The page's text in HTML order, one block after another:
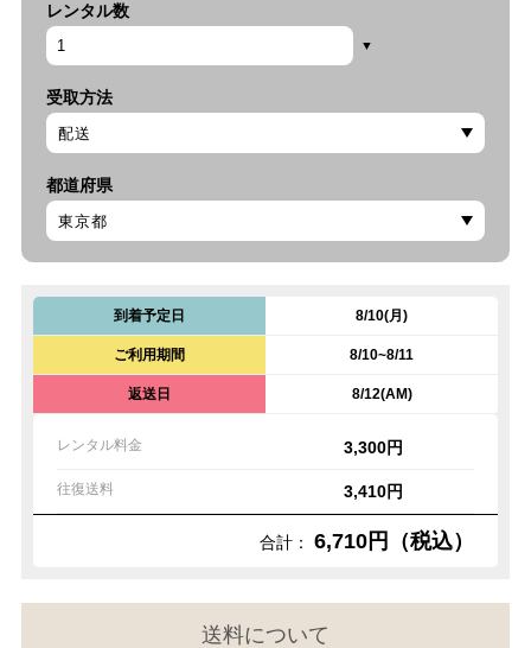
レンタル数
受取方法
都道府県
到着予定日 8/10(月)
ご利用期間 8/10~8/11
返送日 8/12(AM)
レンタル料金 3,300円
往復送料 3,410円
合計： 6,710円（税込）
送料について